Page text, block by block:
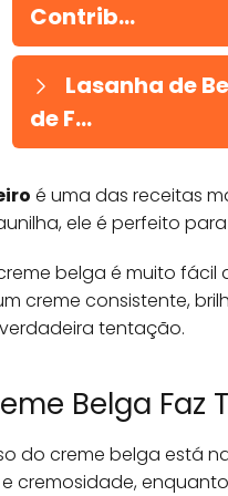
Contrib...
Lasanha de
de F...
é uma das receitas
ele é perfeito
belga é muito
creme consistente,
tentação.
Belga Faz
do creme belga está
cremosidade,